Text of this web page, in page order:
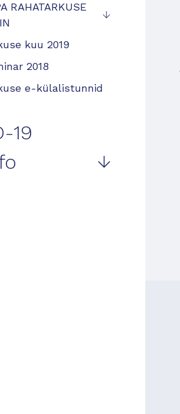
RAHATARKUSE
kuu 2019
2018
e-külalistunnid
19